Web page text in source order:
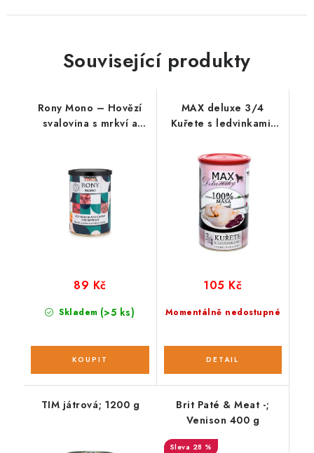
Související produkty
Rony Mono – Hovězí
svalovina s mrkví a
Skladem (>5 ks)
89 Kč
MAX deluxe 3/4
Kuřete s ledvinkami;
Momentálně nedostupné
105 Kč
TIM játrová; 1200 g
Brit Paté & Meat -;
Venison 400 g
28 %